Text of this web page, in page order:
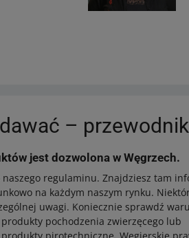
–
jest dozwolona w Węgrzech.
regulaminu. Znajdziesz tam
na każdym naszym rynku.
uwagi. Koniecznie sprawdź
pochodzenia zwierzęcego lub